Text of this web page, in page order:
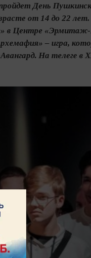
День
от 14 до 22
в Центре
– игра,
На телеге в